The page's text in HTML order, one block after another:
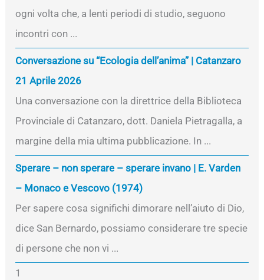
ogni volta che, a lenti periodi di studio, seguono
incontri con ...
Conversazione su “Ecologia dell’anima” | Catanzaro
21 Aprile 2026
Una conversazione con la direttrice della Biblioteca
Provinciale di Catanzaro, dott. Daniela Pietragalla, a
margine della mia ultima pubblicazione. In ...
Sperare – non sperare – sperare invano | E. Varden
– Monaco e Vescovo (1974)
Per sapere cosa significhi dimorare nell’aiuto di Dio,
dice San Bernardo, possiamo considerare tre specie
di persone che non vi ...
1